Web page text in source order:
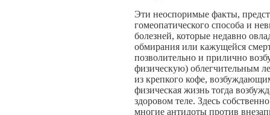
Эти неоспоримые факты,
гомеопатического способа и
болезней, которые недавно
обмирания или кажущейся
позволительно и прилично
физическую) облегчительным
из крепкого кофе,
физическая жизнь тогда
здоровом теле. Здесь
многие антидоты против